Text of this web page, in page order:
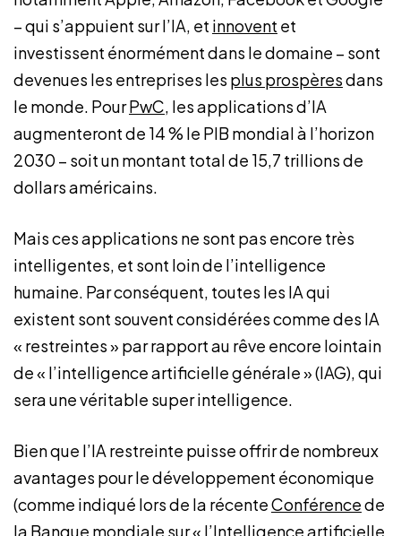
– qui s’appuient sur l’IA, et innovent et
investissent énormément dans le domaine – sont
devenues les entreprises les plus prospèresdans
le monde. PourPwC, les applications d’IA
augmenteront de 14 % le PIB mondial à l’horizon
2030 – soit un montant total de 15,7 trillions de
dollars américains.
Mais ces applications ne sont pas encore très
intelligentes, et sont loin de l’intelligence
humaine. Par conséquent, toutes les IA qui
existent sont souvent considérées comme des IA
« restreintes » par rapport au rêve encore lointain
de « l’intelligence artificielle générale » (IAG), qui
sera une véritable super intelligence.
Bien que l’IA restreinte puisse offrir de nombreux
avantages pour le développement économique
(comme indiqué lors de la récenteConférencede
la Banque mondiale sur « l’Intelligence artificielle